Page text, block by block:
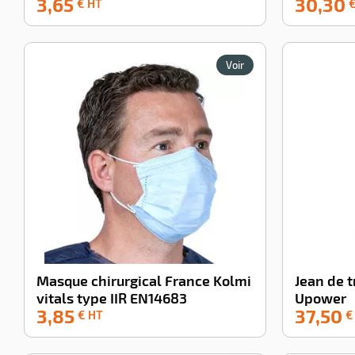
partir de 70%
de matière
déclinés en3
tailles pour
s'adapter à
tous les
. Cela
lui confère
protection la
plus haute et
une
utilisation en
bloc
€ HT
Voir
Masque chirurgical France Kolmi
vitals type IIR EN14683
3,85 € HT
-100%
Jean de
Upower
37,50 €
-100%